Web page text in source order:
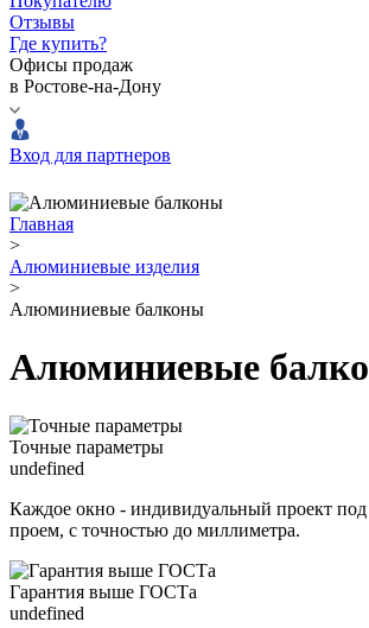
Отзывы
Где купить?
Офисы продаж
в Ростове-на-Дону
Вход для партнеров
Главная
>
Алюминиевые изделия
>
Алюминиевые балконы
Алюминиевые
Точные параметры
undefined
Каждое окно - индивидуальный проект
проем, с точностью до миллиметра.
Гарантия выше ГОСТа
undefined